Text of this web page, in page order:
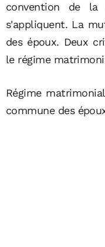
convention de
s'appliquent. La
des époux. Deux
le régime
Régime
commune des